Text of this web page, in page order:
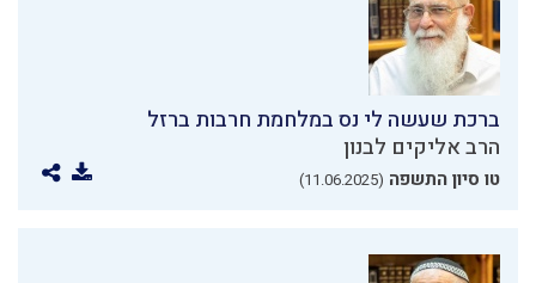
ברכת שעשה לי נס במלחמת חרבות ברזל
הרב אליקים לבנון
טו סיון התשפה (11.06.2025)